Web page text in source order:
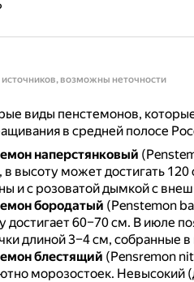
источников, возможны неточности
виды пенстемонов,
в средней полосе
наперстянковый
в высоту может достигать 120
и с розоватой дымкой с
бородатый (Penstemon
достигает 60–70 см. В июле
длиной 3–4 см, собранные
блестящий (Pensremon
морозостоек. Невысокий